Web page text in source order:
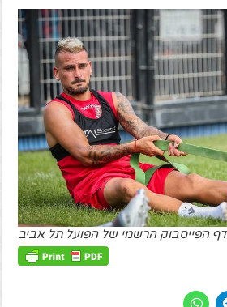
הפייסבוק הרשמי של הפועל תל אביב